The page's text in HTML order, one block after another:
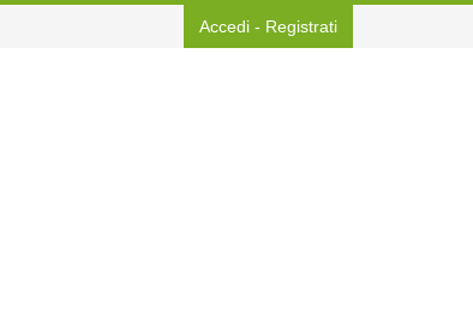
Accedi - Registrati